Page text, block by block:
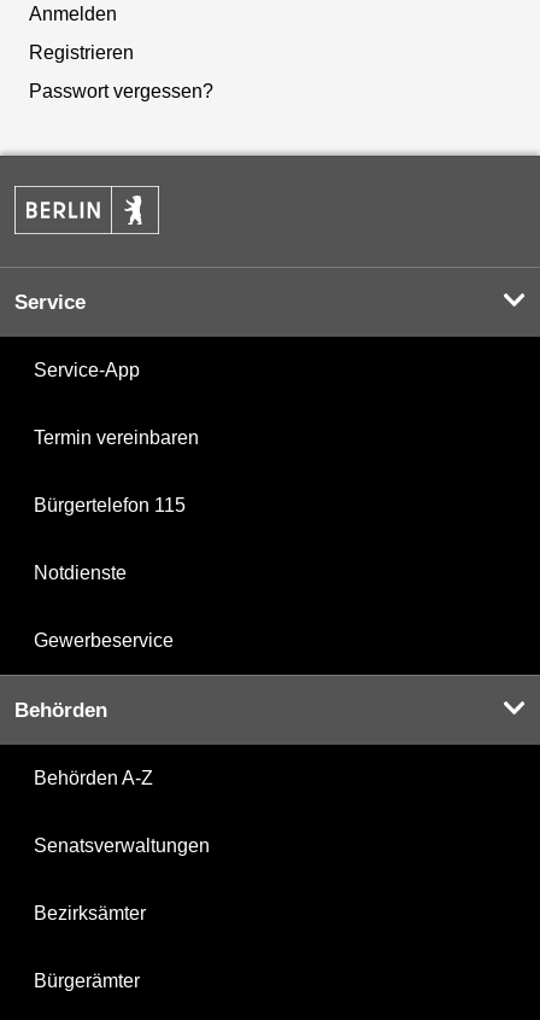
Anmelden
Registrieren
Passwort vergessen?
Service
Service-App
Termin vereinbaren
Bürgertelefon 115
Notdienste
Gewerbeservice
Behörden
Behörden A-Z
Senatsverwaltungen
Bezirksämter
Bürgerämter